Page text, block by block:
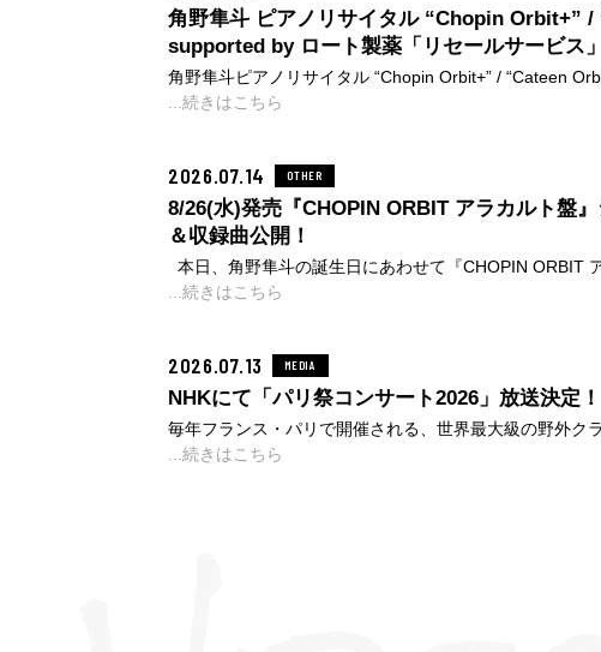
角野隼斗 ピアノリサイタル “Chopin Orbit+”
supported by ロート製薬「リセールサービス
角野隼斗ピアノリサイタル “Chopin Orbit+” / “Cateen
ト製薬 公演のチケットは、チケットプラス（旧：Tixplus
が確認されております。 営利目的での購入及び不正転売
す。正規販売窓口以外（SNS、オークション等）で購入
はすべて無効となりますので、ご注意ください。 また、
...続きはこちら
2026.07.14 OTHER
8/26(水)発売『CHOPIN ORBIT アラカルト盤
＆収録曲公開！
本日、角野隼斗の誕生日にあわせて『CHOPIN ORBIT
ケット写真、収録曲が解禁となりました。本作は、今年9
ズンSP曲「I Wish」を含む5曲の新曲、未CD化音源を収
クス版です。本日より予約受付がスタートするとともに
全収録曲が公開されました。完全生産限定盤（スリーヴ
りますので、ぜひお早めにチェックしてください。 ■リ
...続きはこちら
2026.07.13 MEDIA
NHKにて「パリ祭コンサート2026」放送決定！
毎年フランス・パリで開催される、世界最大級の野外ク
「パリ祭コンサート（ル・コンセール・ド・パリ）」に
...続きはこちら